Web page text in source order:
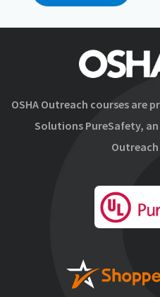
OSHA Outreach courses are
Solutions PureSafety,